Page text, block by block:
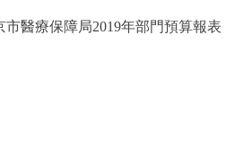
市醫療保障局2019年部門預算報表